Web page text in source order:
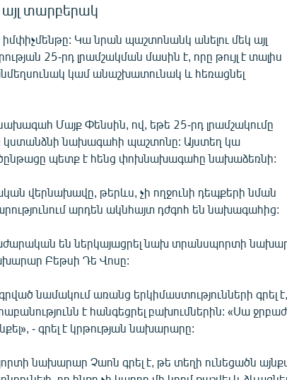
տարբերակ
Կա նրան պաշտոնանկ անելու մեկ այլ
25-րդ լրամշակման մասին է, որը թույլ է տալիս
կամ անաշխատունակ և հեռացնել
Մայք Փենսին, ով, եթե 25-րդ լրամշակումը
նախագահի պաշտոնը: Այստեղ կա
պետք է հենց փոխնախագահը նախաձեռնի:
վերնախավը, թերևս, չի ողջունի դեպքերի նման
արդեն ակնհայտ դժգոհ են նախագահից:
են ներկայացրել նախ տրանսպորտի
Բեթսի Դե Վոսը:
նամակում առանց երկիմաստությունների գրել
է հանգեցրել բախումներին: «Սա
- գրել է կրթության նախարարը:
նախարար Չաոն գրել է, թե տեղի ունեցածն